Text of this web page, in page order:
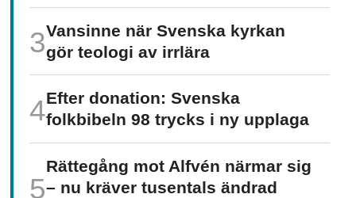
Vansinne när Svenska kyrkan
gör teologi av irrlära
Efter donation: Svenska
folkbibeln 98 trycks i ny upplaga
Rättegång mot Alfvén närmar sig
– nu kräver tusentals ändrad